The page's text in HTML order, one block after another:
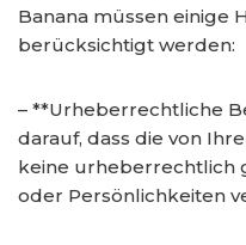
Banana müssen einige
berücksichtigt werden:
– **Urheberrechtliche
darauf, dass die von
keine urheberrechtlich
oder Persönlichkeiten